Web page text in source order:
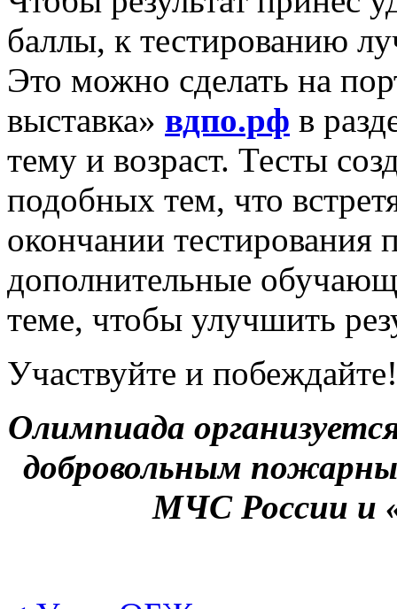
баллы, к тестированию
Это можно сделать на
выставка» вдпо.рф в
тему и возраст. Тесты
подобных тем, что
окончании тестирования
дополнительные
теме, чтобы улучшить
Участвуйте и побеждайте!
Олимпиада
добровольным
МЧС России и